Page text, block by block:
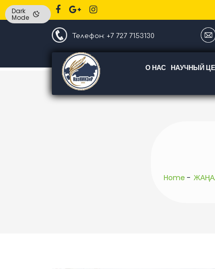
Телефон: +7 727 7153130
О НАС НАУЧНЫЙ
Home
Dark
Mode